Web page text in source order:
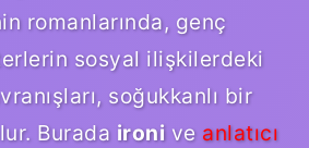
romanlarında, genç
sosyal ilişkilerdeki
soğukkanlı bir
Burada ironive anlatıcı